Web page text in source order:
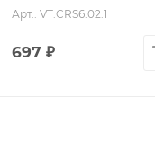
Арт.: VT.CRS6.02.1
697 ₽